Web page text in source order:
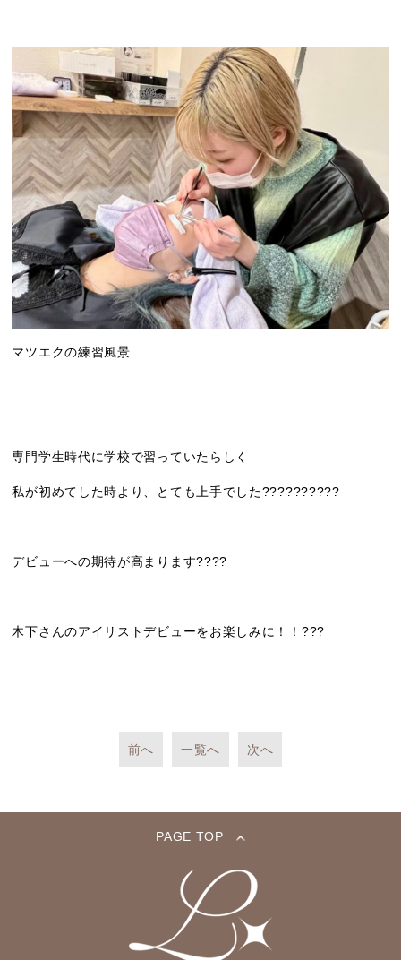
マツエクの練習風景
専門学生時代に学校で習っていたらしく
私が初めてした時より、とても上手でした??????????
デビューへの期待が高まります????
木下さんのアイリストデビューをお楽しみに！！???
前へ 一覧へ 次へ
PAGE TOP